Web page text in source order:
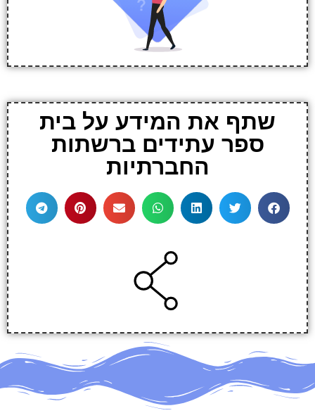
שתף את המידע על בית
ספר עתידים ברשתות
החברתיות